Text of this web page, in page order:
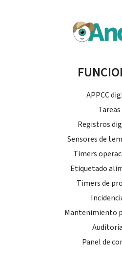
APPCC
Tareas
Registros
Sensores de
Timers
Etiquetado
Timers de
Mantenimiento
Panel de